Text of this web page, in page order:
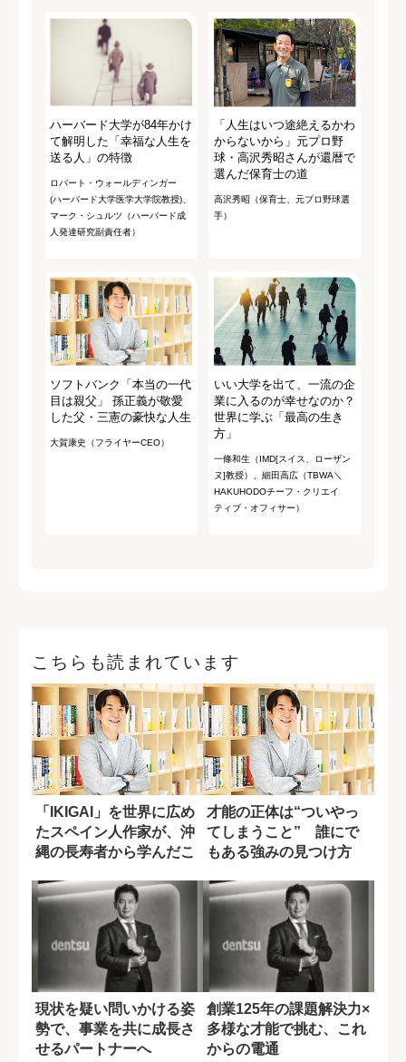
ハーバード大学が84年かけ
て解明した「幸福な人生を
送る人」の特徴
ロバート・ウォールディンガー
(ハーバード大学医学大学院教授)、
マーク・シュルツ（ハーバード成
人発達研究副責任者）
「人生はいつ途絶えるかわ
からないから」元プロ野
球・高沢秀昭さんが還暦で
選んだ保育士の道
高沢秀昭（保育士、元プロ野球選
手）
ソフトバンク「本当の一代
目は親父」 孫正義が敬愛
した父・三憲の豪快な人生
大賀康史（フライヤーCEO）
いい大学を出て、一流の企
業に入るのが幸せなのか？
世界に学ぶ「最高の生き
方」
一條和生（IMD[スイス、ローザン
ヌ]教授）、細田高広（TBWA＼
HAKUHODOチーフ・クリエイ
ティブ・オフィサー）
こちらも読まれています
「IKIGAI」を世界に広め
たスペイン人作家が、沖
縄の長寿者から学んだこ
才能の正体は“ついやっ
てしまうこと” 誰にで
もある強みの見つけ方
現状を疑い問いかける姿
勢で、事業を共に成長さ
せるパートナーへ
創業125年の課題解決力×
多様な才能で挑む、これ
からの電通